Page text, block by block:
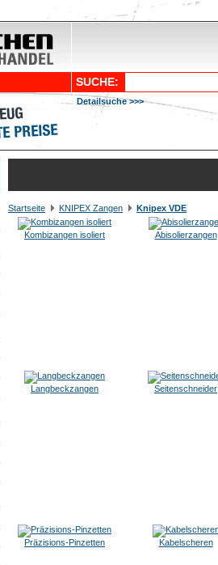
SUCHE:
Detailsuche >>>
Startseite KNIPEX Zangen Knipex VDE
Kombizangen isoliert Abisolierzangen
Langbeckzangen Seitenschneider
Präzisions-Pinzetten Kabelscheren